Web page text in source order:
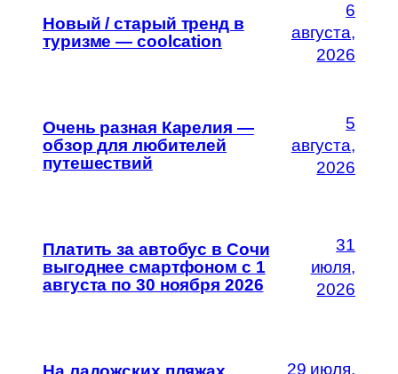
Новый / старый тренд в
туризме — coolcation
6
августа,
2026
Очень разная Карелия —
обзор для любителей
путешествий
5
августа,
2026
Платить за автобус в Сочи
выгоднее смартфоном с 1
августа по 30 ноября 2026
31
июля,
2026
29 июля,